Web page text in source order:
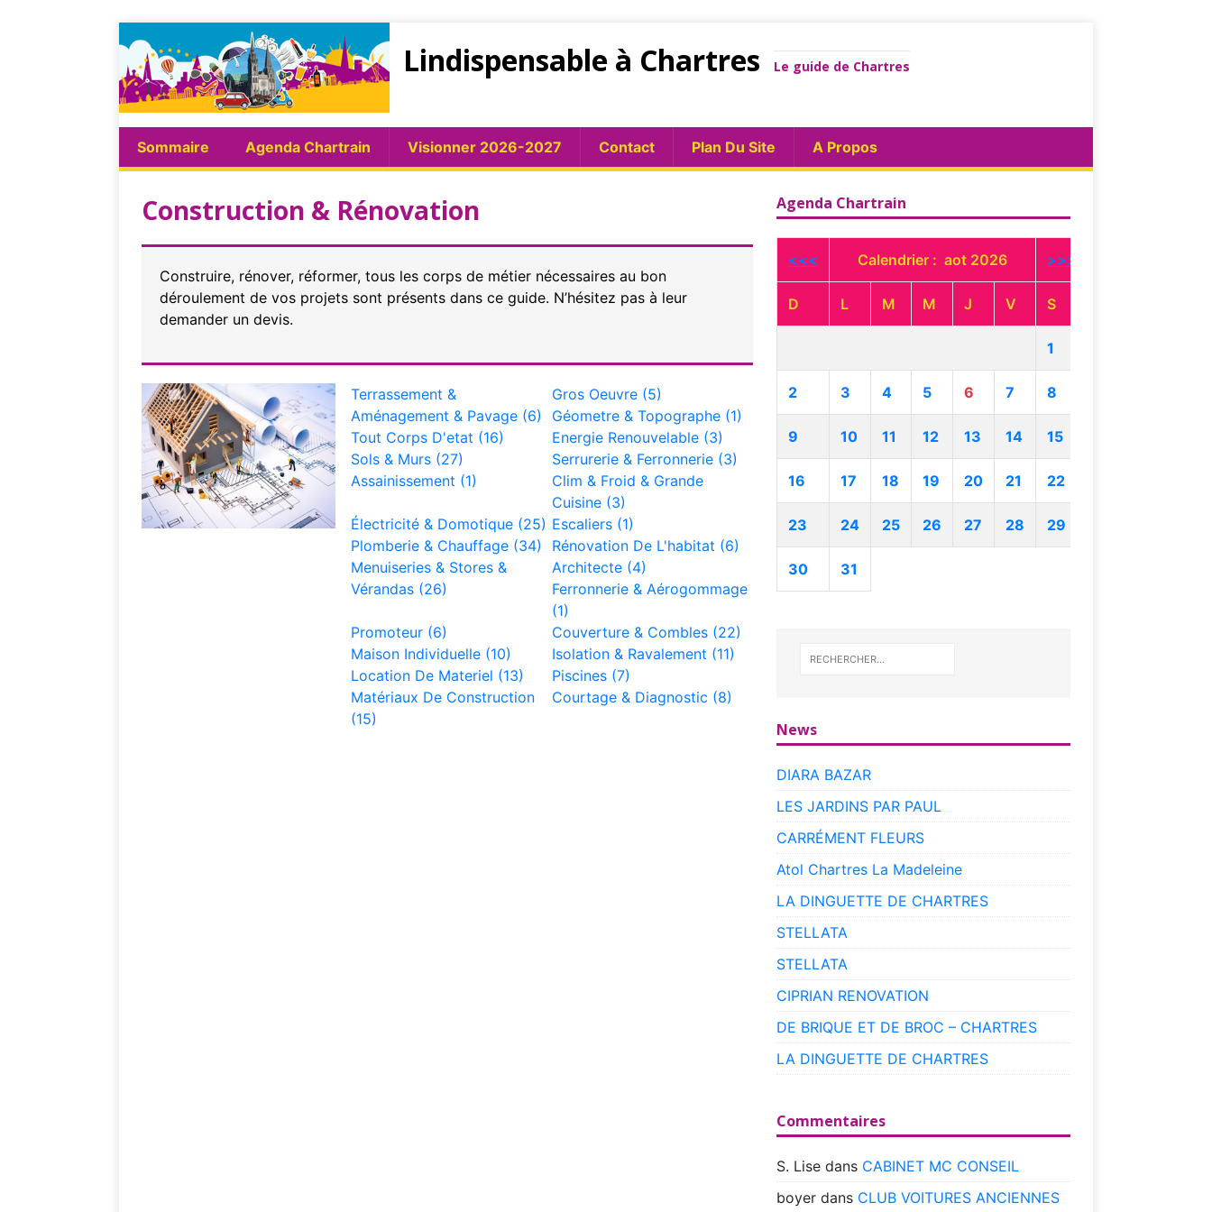
Lindispensable à Chartres Le guide de Chartres
Sommaire Agenda Chartrain Visionner 2026-2027 Contact Plan Du Site A Propos
Construction & Rénovation
Construire, rénover, réformer, tous les corps de métier nécessaires au bon
déroulement de vos projets sont présents dans ce guide. N’hésitez pas à leur
demander un devis.
Terrassement &
Aménagement & Pavage (6)
Gros Oeuvre (5)
Géometre & Topographe (1)
Tout Corps D'etat (16)
Energie Renouvelable (3)
Sols & Murs (27)
Serrurerie & Ferronnerie (3)
Assainissement (1)
Clim & Froid & Grande
Cuisine (3)
Électricité & Domotique (25) Escaliers (1)
Plomberie & Chauffage (34)
Rénovation De L'habitat (6)
Menuiseries & Stores &
Vérandas (26)
Architecte (4)
Ferronnerie & Aérogommage
(1)
Promoteur (6)
Couverture & Combles (22)
Maison Individuelle (10)
Isolation & Ravalement (11)
Location De Materiel (13)
Piscines (7)
Matériaux De Construction
(15)
Courtage & Diagnostic (8)
Agenda Chartrain
<<< Calendrier : aot 2026 >>>
D L M M J V S
1
2 3 4 5 6 7 8
9 10 11 12 13 14 15
16 17 18 19 20 21 22
23 24 25 26 27 28 29
30 31
News
DIARA BAZAR
LES JARDINS PAR PAUL
CARRÉMENT FLEURS
Atol Chartres La Madeleine
LA DINGUETTE DE CHARTRES
STELLATA
STELLATA
CIPRIAN RENOVATION
DE BRIQUE ET DE BROC – CHARTRES
LA DINGUETTE DE CHARTRES
Commentaires
S. Lisedans CABINET MC CONSEIL
boyerdans CLUB VOITURES ANCIENNES